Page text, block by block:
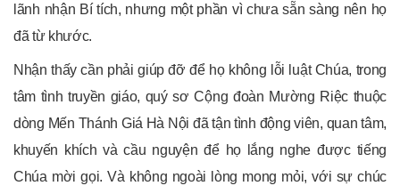
lãnh nhận Bí tích, nhưng một phần vì chưa sẵn sàng nên họ
đã từ khước.
Nhận thấy cần phải giúp đỡ để họ không lỗi luật Chúa, trong
tâm tình truyền giáo, quý sơ Cộng đoàn Mường Riệc thuộc
dòng Mến Thánh Giá Hà Nội đã tận tình động viên, quan tâm,
khuyến khích và cầu nguyện để họ lắng nghe được tiếng
Chúa mời gọi. Và không ngoài lòng mong mỏi, với sự chúc